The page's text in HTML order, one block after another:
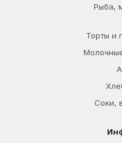
Рыба,
Торты и
Соки,